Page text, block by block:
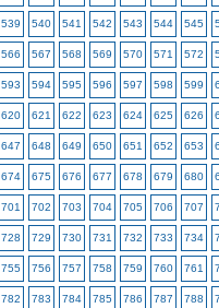
539 540 541 542 543 544 545
566 567 568 569 570 571 572
593 594 595 596 597 598 599
620 621 622 623 624 625 626
647 648 649 650 651 652 653
674 675 676 677 678 679 680
701 702 703 704 705 706 707
728 729 730 731 732 733 734
755 756 757 758 759 760 761
782 783 784 785 786 787 788